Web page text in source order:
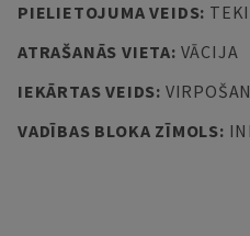
PIELIETOJUMA VEIDS:
ATRAŠANĀS VIETA: VĀCIJA
IEKĀRTAS VEIDS:
VADĪBAS BLOKA ZĪMOLS: